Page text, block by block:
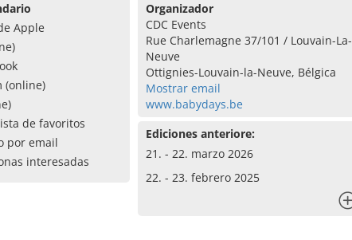
Apple
(online)
de favoritos
por email
interesadas
Organizador
CDC Events
Rue Charlemagne 37/101 / Louvain-La-
Neuve
Ottignies-Louvain-la-Neuve, Bélgica
Mostrar email
www.babydays.be
Ediciones anteriore:
21. - 22. marzo 2026
22. - 23. febrero 2025